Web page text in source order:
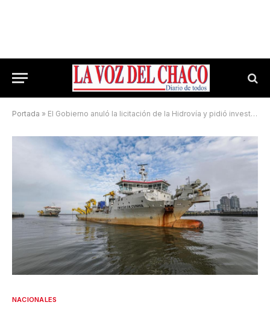
Portada » El Gobierno anuló la licitación de la Hidrovía y pidió investigar a la única empresa oferente
NACIONALES